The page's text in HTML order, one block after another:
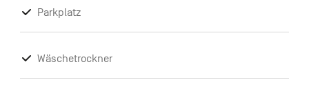
Parkplatz
Wäschetrockner